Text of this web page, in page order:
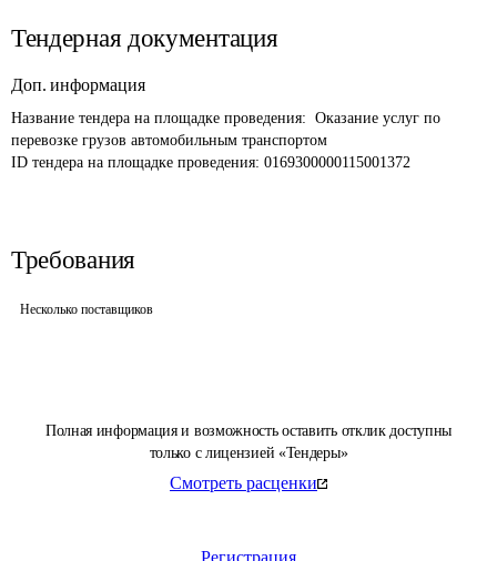
Полная информация и возможность оставить отклик доступны
только с лицензией «Тендеры»
Смотреть расценки
Регистрация
Тендерная документация
Доп. информация
Название тендера на площадке проведения: Оказание услуг по
перевозке грузов автомобильным транспортом
ID тендера на площадке проведения: 0169300000115001372
Требования
Несколько поставщиков